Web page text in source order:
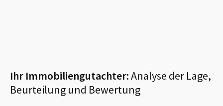
Ihr Immobiliengutachter:Analyse der Lage,
Beurteilung und Bewertung